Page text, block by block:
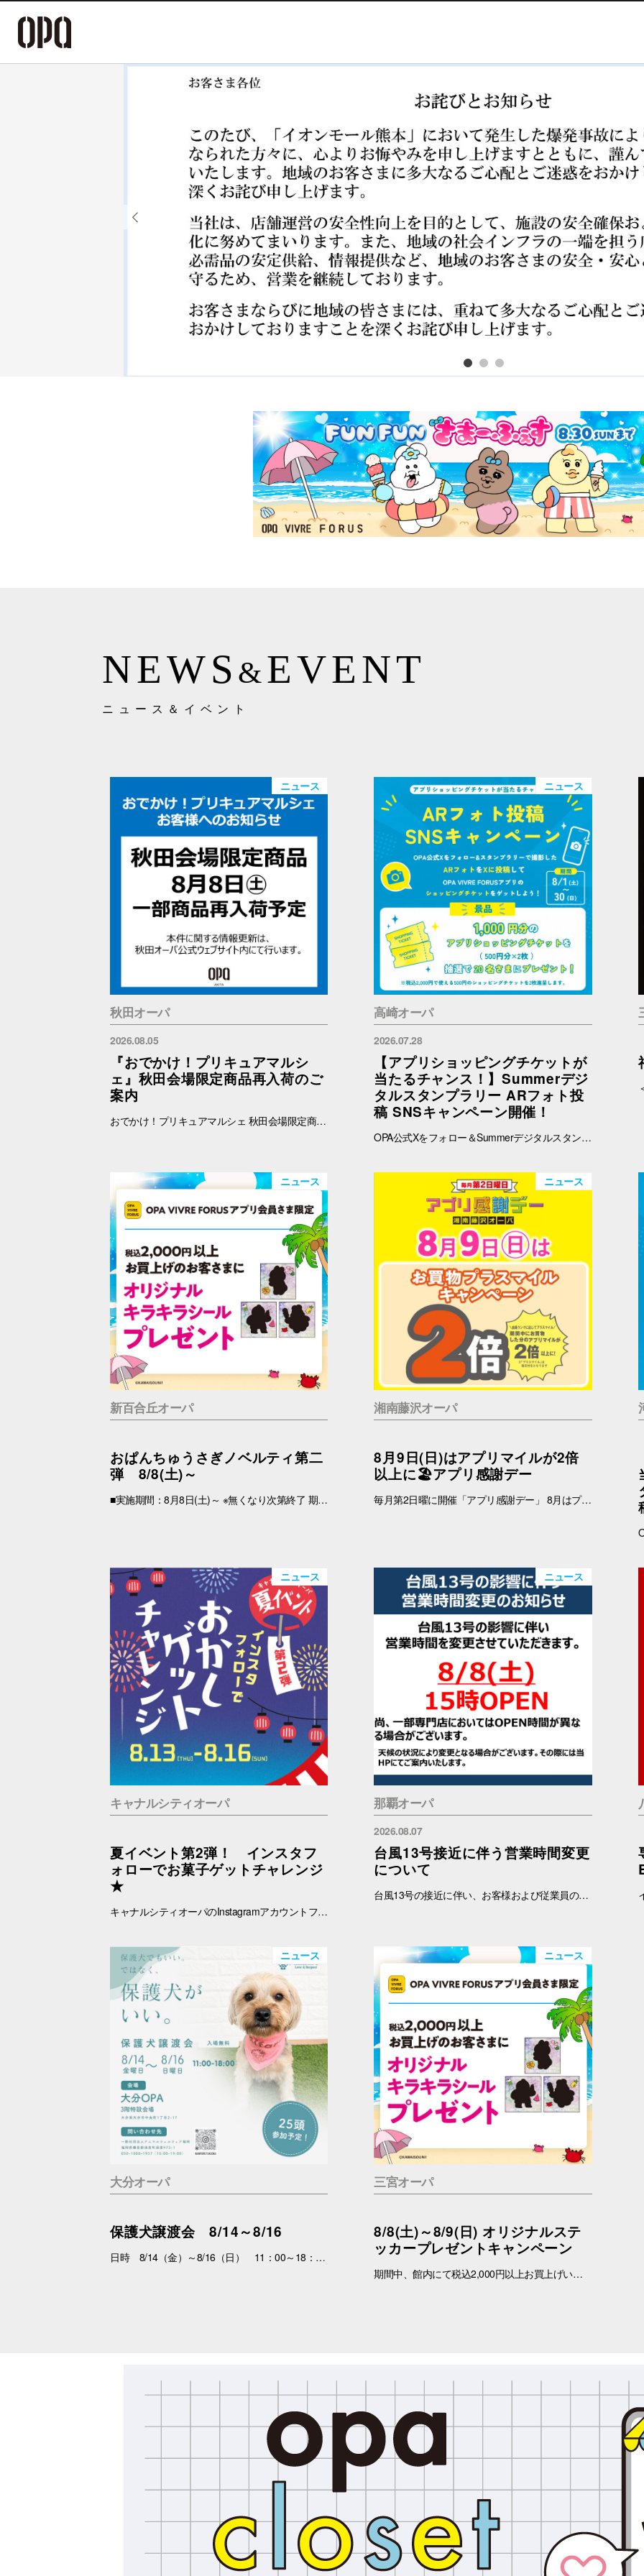
NEWS &EVENT
ニュース＆イベント
ニュース
秋田オーパ
2026.08.05
『おでかけ！プリキュアマルシ
ェ』秋田会場限定商品再入荷のご
案内
おでかけ！プリキュアマルシェ 秋田会場限定商品の再入荷を予定しております。 再入荷対象商品は下記をご覧ください。 【秋田限定】ランダム缶バッジ 全4種 各500円 【秋田限定】アクリルキーホルダー 全3種 1100円 【秋田限定】アクリルスタンド 全3種 1650円 ※納品後、準備が出来次第、販売を開始します。予めご了承ください。 ※在庫状況についてのお問い合わせは回答いたしかねます。ご来店の上ご確認をお願い申し上げます。 ※ブラウザでご覧の方はバナー、OPAアプリでご覧の方はタイトルをタップすると秋田会場限定商品の紹介ページに遷移します。
ニュース
高崎オーパ
2026.07.28
【アプリショッピングチケットが
当たるチャンス！】Summerデジ
タルスタンプラリー ARフォト投
稿 SNSキャンペーン開催！
OPA公式Xをフォロー＆Summerデジタルスタンプラリーで撮影したARフォトを投稿して、OPA VIVRE FORUSアプリのショッピングチケットをゲットしよう！ ■ 景品 500円分のアプリショッピングチケットを2枚（計1,000円分）を抽選で20名さまにプレゼント！ ※税込2,000円で使える500円のショッピングチケットを2枚進呈します。 ■ 応募期間 2026年8月1日(土) ～ 8月30日(日) 23:59まで ※当選者には8月31日(月)以降にDMにてご連絡いたします。 ■ 応募方法 OPA公式X（@opa_vivre_forus）をフォロー Summerデジタルスタンプラリーに参加して、ARフォトを撮影 ハッシュタグ「#おぱんちゅうさぎOPA」「#おぱんちゅうさぎFORUS」「#おぱんちゅうさぎVIVRE」のいずれかをつけて、撮影したARフォトを投稿！ ■ ご注意・各種規約 【撮影・投稿に関する注意】 撮影の際は、周囲のお客さまの通行の妨げにならないようご注意ください。 店内での撮影の際は、各店舗のルールやご案内に沿ってお楽しみください。 ARフォトの撮影、投稿するARフォトは、他のお客さまの顔等が映らないようご配慮をお願いいたします。 危険な行為（階段や無理な姿勢など）はお控えください。 【個人情報・権利に関する注意】 ARフォトの撮影・投稿にあたっては、他のお客さまのプライバシーにご配慮いただき、顔等が写り込まないようお願いいたします。 他のお客さまや第三者が写る場合は、必ずご本人の許可を得たうえで投稿してください。 投稿写真に含まれる著作物（ポスター・商品デザイン等）についてもご配慮ください。 SNSの性質上、投稿された写真は他の利用者に保存・共有される場合がございます。ご理解のうえご参加いただけますと幸いです。 【SNS投稿ルール】 投稿内容が公序良俗に反する場合や、不適切と判断される場合は応募対象外となります。 非公開アカウントからの投稿は応募対象外となる場合がございます。 ハッシュタグや応募条件を満たしていない場合、抽選対象外となる場合がございます。 【キャンペーン関連】 賞品の内容は予告なく変更となる場合がございます。 投稿いただいた画像は、当選者の選定のみに使用し、その他の目的で使用することはございません。
ニュース
新百合丘オーパ
おぱんちゅうさぎノベルティ第二
弾 8/8(土)～
■実施期間：8月8日(土)～ ※無くなり次第終了 期間中、税込2,000円以上(合算可)お買上げのOPA VIVRE FORUSアプリ会員さま限定で、「キラキラシール」 をプレゼント！ アプリの【クーポン画面】と【税込2,000円以上のレシート(合算可)】をお持ちの上、引換場所にお越しくださいませ。 ※新百合丘オーパのレシートのみ対象。館をまたいだレシートの合算は不可。 ※絵柄はお選びいただけません。 ■レシート対象期間 2026年8月8日(土)～ ■引換場所・引換時間 引換場所：B1F インフォメーション 引換時間：10:00～21:00 ■注意事項 ※ノベルティは数量限定のため、なくなり次第終了となりますので予めご了承ください。 ※ノベルティの引き換えは、おひとりさま3枚までとなります。 ※お買上げレシートは、期間中の対象店舗のものに限ります（一部対象外のショップ・商品がございます） ※新百合丘オーパのレシートのみ対象。館をまたいだレシートの合算は不可。 ※絵柄はお選びいただけません。 ※画像はイメージです。 ＜レシート対象外ショップ＞ B1F：HIS 1F：調剤薬局 2F：フェリーチェデンタルクリニック、楽天モバイル、免許の窓口 4F：セレスの館 5F：ガールズミニョン、ガシャポンのデパート、ソフトバンク、なんぼや、ほけんの窓口
ニュース
湘南藤沢オーパ
8月9日(日)はアプリマイルが2倍
以上に🏖️アプリ感謝デー
毎月第2日曜に開催「アプリ感謝デー」 8月はプラスマイルキャンペーンを実施いたします。 8月9日(日)に、オーパアプリを使ってお買物をすると、ランクに応じてアプリマイルが2倍以上になります。 しかも当日は「買い回りWEEK」を開催中☆ THE BARGAIN開催中の湘南藤沢オーパで、おトクが重なるこの機会に、ぜひ館内でのお買い回りもお楽しみください☆ 【開催日】 8月9日(日) 【お買物プラスマイルキャンペーン】 8月9日(日)にオーパアプリを使ってお買物をすると、会員ランクに応じて下記のポイントが付与されます。 お会計の際にオーパアプリをレジスタッフにご提示ください。 【アプリマイル付与】 ダイヤモンド会員…1マイル＋1.5マイル プラチナ会員…1マイル＋1.3マイル ゴールド会員…1マイル＋1.2マイル シルバー会員…1マイル＋1.1マイル ブロンズ会員…1マイル＋1マイル ≪例≫・・・ダイヤモンド会員さまが期間中1万円以上のお買物 ➡通常10,000マイル＋15,000マイル＝合計25,000マイル ※プラス分のマイル加算予定日：2025年8月12日(水) ※期間中のプラスマイル分をまとめて加算します。 ※付与されるマイルはランクによって異なります。 ※キャンペーン最終日の営業終了時点のランクをもとに加算マイル数を算出いたします。 ※小数点以下の端数は切り捨てとなります。 -------------------------------------- ▽オーパ公式アプリダウンロードはこちら▽ App Storeはこちら Google Playはこちら ■オーパ公式アプリについて詳しくはこちら -------------------------------------- 【セルフレジではアプリマイルは付きません】 ※以下のお店ではショップスタッフのいるレジにて、オーパアプリをご提示ください。 ●2階 バーガーキング ●4階 セリア ●7階 無印良品 ※期間中にアプリを新規ダウンロードしていただいた方も対象となります。 ※一部対象外ショップがございます。 ➡詳しくはこちら -------------------------------------------
ニュース
キャナルシティオーパ
夏イベント第2弾！ インスタフ
ォローでお菓子ゲットチャレンジ
★
キャナルシティオーパのInstagramアカウントフォローでお菓子ゲットに挑戦！ あなたは最大何個ゲットできる？？！！ ■抽選日時：8.13(木) ～8.16(日) 11：00～19：00 ■抽選会場：B1F ラフェスタ内特設会場 ■参加条件：キャナルシティオーパのInstagramアカウント(＠canalcityopa)をフォロー 【注意事項】 ※参加の際はキャナルシティオーパアカウントのフォロー画面をご提示ください。 ※各日、景品がなくなり次第終了となります。 ※イラストはすべてイメージです。 ※おひとりさまにつき1回までご参加いただけます。
ニュース
那覇オーパ
2026.08.07
台風13号接近に伴う営業時間変更
について
台風13号の接近に伴い、お客様および従業員の安全を考慮し、営業時間を以下の通り変更いたします。 明日8月8日（土）は15:00 営業再開させていただきます。 ※台風の状況を鑑みて変更の可能性もございます。最新情報は当ホームページにて随時お知らせいたします。 ※一部の専門店では休業または営業時間が異なる場合がございます。詳細につきましては、各店舗へ直接お問い合わせください。 お客様には大変ご不便・ご迷惑をおかけいたしますが、何卒ご理解賜りますようお願い申し上げます。
ニュース
大分オーパ
保護犬譲渡会 8/14～8/16
日時 8/14（金）～8/16（日） 11：00～18：00 場所 3F特設会場 内容 まずは会いにくるだけで大丈夫。 抱っこして、ふれあって、その子の魅力を感じてください。 あなたを待っている子がいます。 運命の出会いが、待っているかもしれません。 問合せ先 一般社団法人アニマルウェルフェア福岡 050-1808-1937（11：00～19：00）
ニュース
三宮オーパ
8/8(土)～8/9(日) オリジナルステ
ッカープレゼントキャンペーン
期間中、館内にて税込2,000円以上お買上げいただき、「OPA VIVRE FORUS アプリ」の対象画面をご提示いただいたお客さまに、先着でここでしか手に入らない「オリジナルキラキラステッカー」をプレゼントいたします！ ぜひこの機会に、お買い物と合わせて限定ノベルティをゲットしてください。 （※本企画は、アプリ会員さま限定となります） ■配布期間 2026年8月8日(土)～8月9日(日) ※各日の実施時間は、引換時間に準じます。 ※ノベルティはなくなり次第、配布を終了いたします。 ※一部実施していない店舗がございます。 ■ノベルティ内容 キラキラステッカー (全3種) ■引換条件 期間中、以下の2点を引換カウンターにてご提示ください。 ① 館内でお買上げいただいた、税込2,000円以上のレシート（合算可） ② 「OPA VIVRE FORUS アプリ」のクーポン画面 ■引換場所・引換時間 引換場所：1階 特設カウンター 引換時間：11:00 ～ 当日分がなくなり次第終了 ■注意事項 ※ノベルティは数量限定のため、なくなり次第終了となりますので予めご了承ください。 ※ノベルティはランダムでのお渡しとなります。重複した場合でも、種類の変更・交換はいたしかねます。 ※ノベルティの引き換えは、おひとりさま3枚までとなります。 ※お買上げレシートは、期間中の三宮オーパのものに限ります（一部対象外のショップ・商品がございます） ※三宮オーパのレシートのみ対象。館をまたいだレシートの合算は不可。 ※画像はイメージです。実際のノベルティとは異なる場合がございます。 ▼詳しくはコチラ▼ https://www.opa-club.com/contents/opanchuusagi_2026/ ▼アプリについて詳しくはこちら！ ▼ https://www.opa-club.com/contents/app/